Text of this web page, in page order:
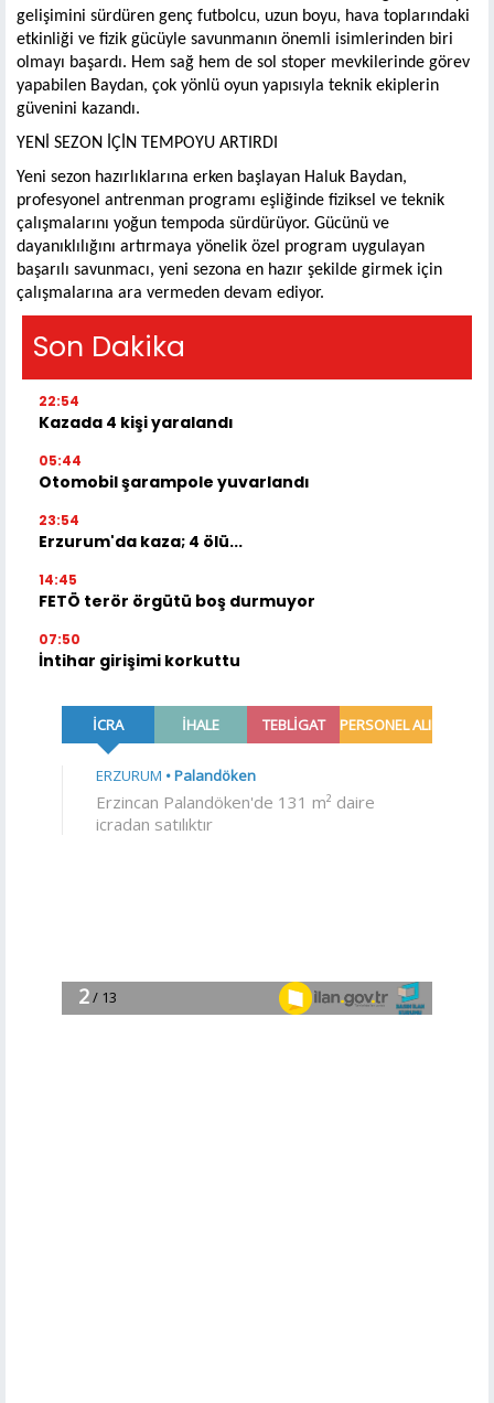
gelişimini sürdüren genç futbolcu, uzun boyu, hava toplarındaki
etkinliği ve fizik gücüyle savunmanın önemli isimlerinden biri
olmayı başardı. Hem sağ hem de sol stoper mevkilerinde görev
yapabilen Baydan, çok yönlü oyun yapısıyla teknik ekiplerin
güvenini kazandı.
YENİ SEZON İÇİN TEMPOYU ARTIRDI
Yeni sezon hazırlıklarına erken başlayan Haluk Baydan,
profesyonel antrenman programı eşliğinde fiziksel ve teknik
çalışmalarını yoğun tempoda sürdürüyor. Gücünü ve
dayanıklılığını artırmaya yönelik özel program uygulayan
başarılı savunmacı, yeni sezona en hazır şekilde girmek için
çalışmalarına ara vermeden devam ediyor.
Son Dakika
22:54
Kazada 4 kişi yaralandı
05:44
Otomobil şarampole yuvarlandı
23:54
Erzurum'da kaza; 4 ölü...
14:45
FETÖ terör örgütü boş durmuyor
07:50
İntihar girişimi korkuttu